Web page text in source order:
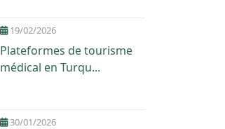
19/02/2026
Plateformes de tourisme
médical en Turqu...
30/01/2026